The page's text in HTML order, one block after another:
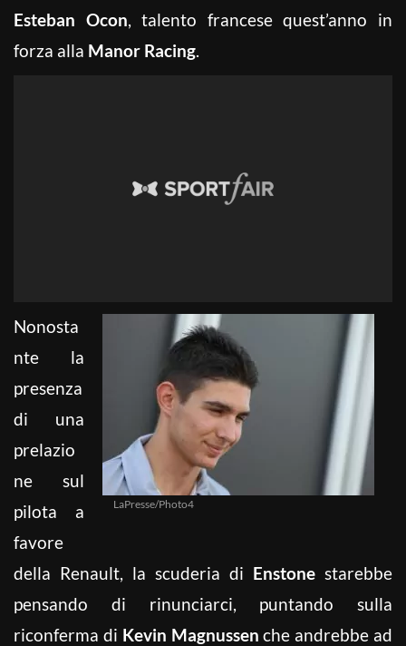
Esteban Ocon, talento francese quest’anno in
forza alla Manor Racing.
LaPresse/Photo4
Nonosta
nte la
presenza
di una
prelazio
ne sul
pilota a
favore
della Renault, la scuderia di Enstone starebbe
pensando di rinunciarci, puntando sulla
riconferma di Kevin Magnussen che andrebbe ad